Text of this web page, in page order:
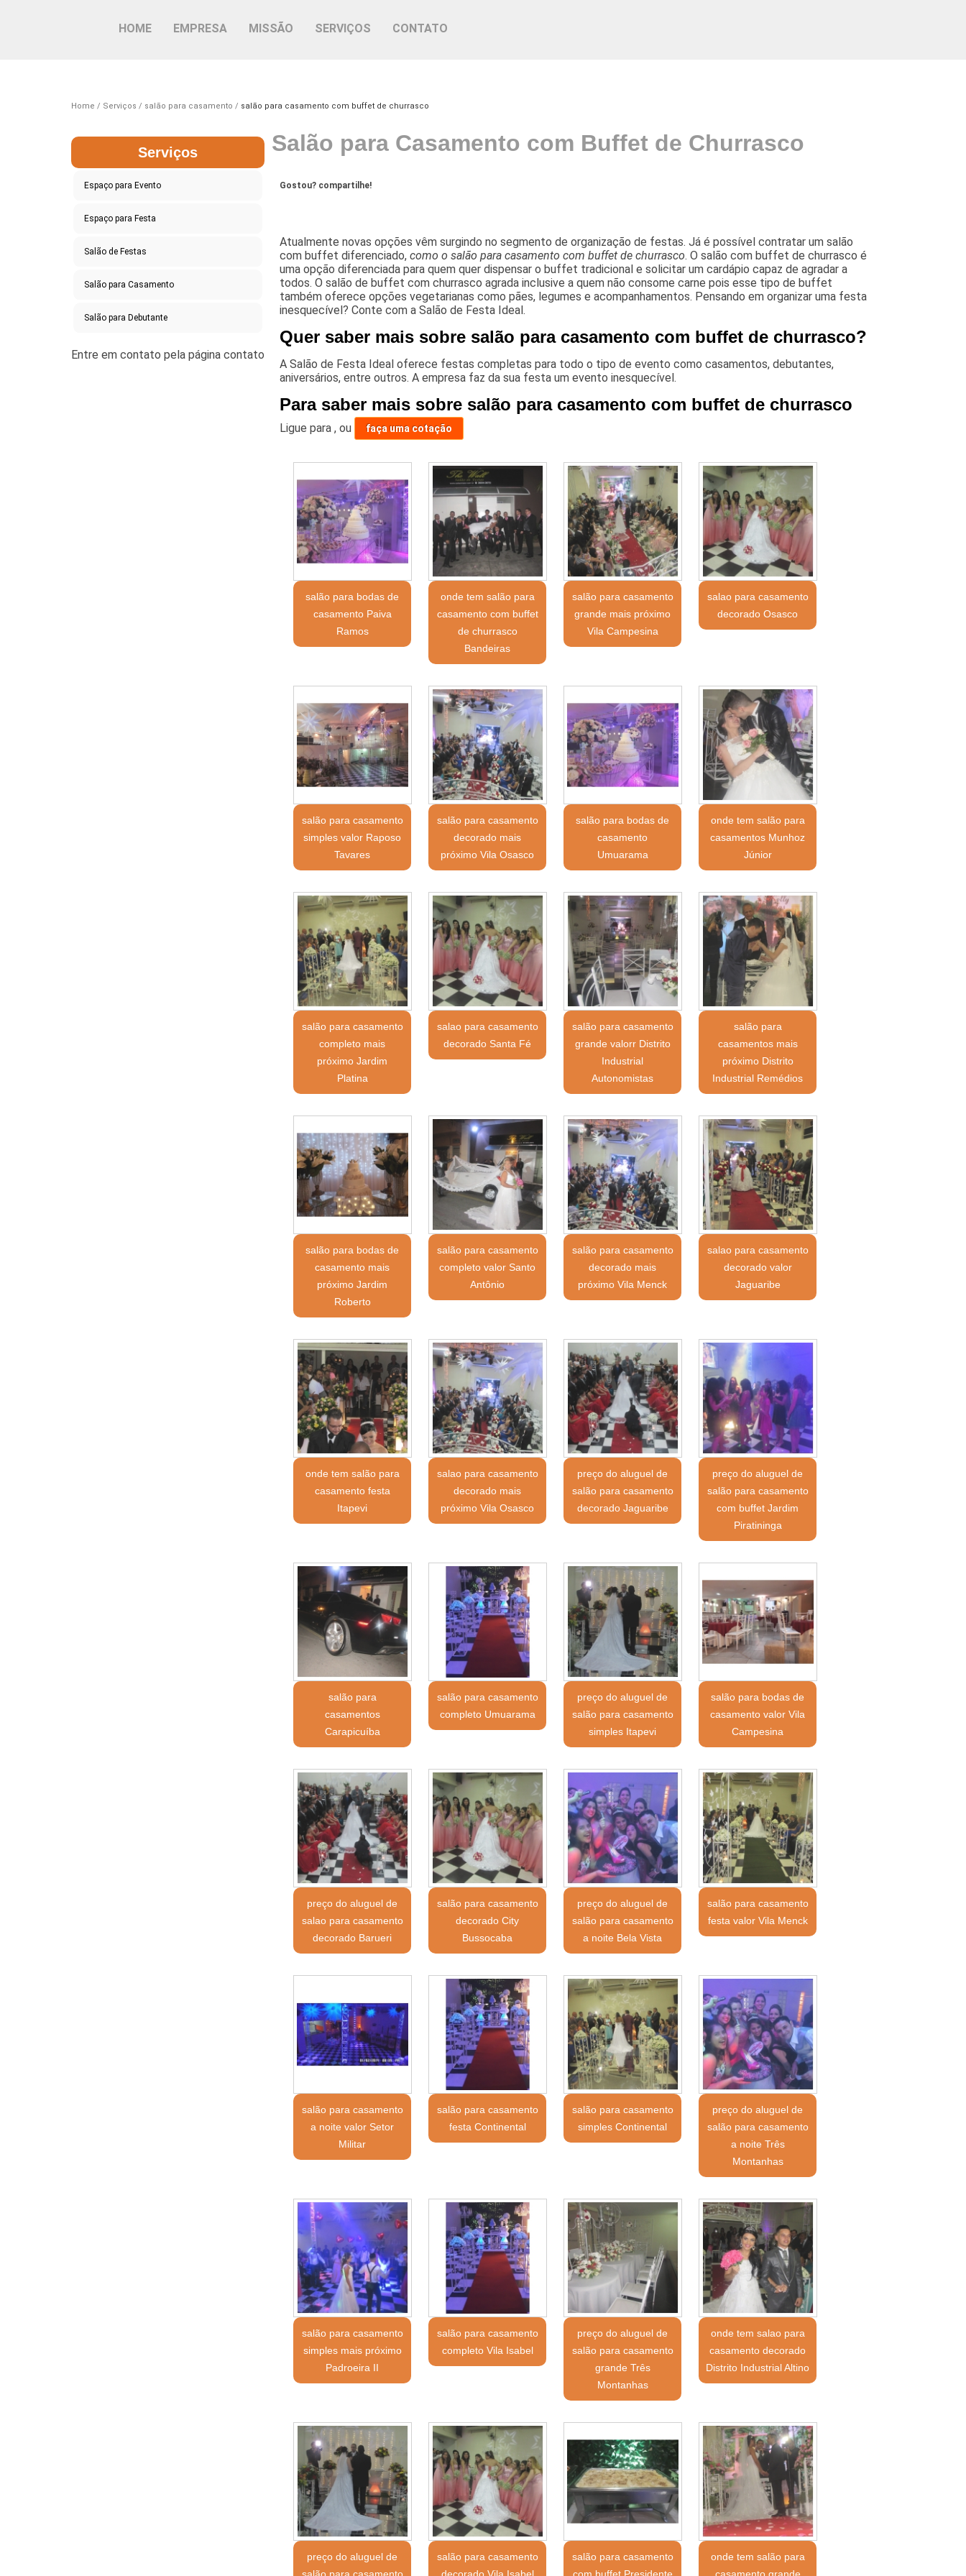
HOME EMPRESA MISSÃO SERVIÇOS CONTATO
Home Serviços salão para casamento salão para casamento com buffet de churrasco
Serviços
Espaço para Evento
Espaço para Festa
Salão de Festas
Salão para Casamento
Salão para Debutante
Salão para Casamento com Buffet de Churrasco
Gostou? compartilhe!
Atualmente novas opções vêm surgindo no segmento de organização de festas. Já é possível contratar um salão
com buffet diferenciado,como o salão para casamento com buffet de churrasco. O salão com buffet de churrasco é
uma opção diferenciada para quem quer dispensar o buffet tradicional e solicitar um cardápio capaz de agradar a
todos. O salão de buffet com churrasco agrada inclusive a quem não consome carne pois esse tipo de buffet
também oferece opções vegetarianas como pães, legumes e acompanhamentos. Pensando em organizar uma festa
inesquecível? Conte com a Salão de Festa Ideal.
Quer saber mais sobre salão para casamento com buffet de churrasco?
A Salão de Festa Ideal oferece festas completas para todo o tipo de evento como casamentos, debutantes,
aniversários, entre outros. A empresa faz da sua festa um evento inesquecível.
Para saber mais sobre salão para casamento com buffet de churrasco
Ligue para,ou faça uma cotação
salão para bodas de
casamento Paiva
Ramos
onde tem salão para
casamento com buffet
de churrasco
Bandeiras
salão para casamento
grande mais próximo
Vila Campesina
salao para casamento
decorado Osasco
salão para casamento
simples valor Raposo
Tavares
salão para casamento
decorado mais
próximo Vila Osasco
salão para bodas de
casamento
Umuarama
onde tem salão para
casamentos Munhoz
Júnior
salão para casamento
completo mais
próximo Jardim
Platina
salao para casamento
decorado Santa Fé
salão para casamento
grande valorr Distrito
Industrial
Autonomistas
salão para
casamentos mais
próximo Distrito
Industrial Remédios
salão para bodas de
casamento mais
próximo Jardim
Roberto
salão para casamento
completo valor Santo
Antônio
salão para casamento
decorado mais
próximo Vila Menck
salao para casamento
decorado valor
Jaguaribe
onde tem salão para
casamento festa
Itapevi
salao para casamento
decorado mais
próximo Vila Osasco
preço do aluguel de
salão para casamento
decorado Jaguaribe
preço do aluguel de
salão para casamento
com buffet Jardim
Piratininga
salão para
casamentos
Carapicuíba
salão para casamento
completo Umuarama
preço do aluguel de
salão para casamento
simples Itapevi
salão para bodas de
casamento valor Vila
Campesina
preço do aluguel de
salao para casamento
decorado Barueri
salão para casamento
decorado City
Bussocaba
preço do aluguel de
salão para casamento
a noite Bela Vista
salão para casamento
festa valor Vila Menck
salão para casamento
a noite valor Setor
Militar
salão para casamento
festa Continental
salão para casamento
simples Continental
preço do aluguel de
salão para casamento
a noite Três
Montanhas
salão para casamento
simples mais próximo
Padroeira II
salão para casamento
completo Vila Isabel
preço do aluguel de
salão para casamento
grande Três
Montanhas
onde tem salao para
casamento decorado
Distrito Industrial Altino
preço do aluguel de
salão para casamento
salão para casamento
onde tem salão para